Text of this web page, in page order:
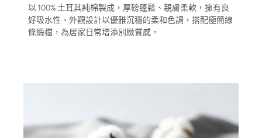
以 100% 土耳其純棉製成，厚磅蓬鬆、親膚柔軟，擁有良
好吸水性。外觀設計以優雅沉穩的柔和色調，搭配極簡線
條緞檔，為居家日常增添別緻質感。